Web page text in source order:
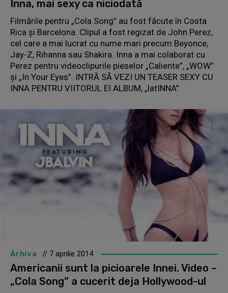
Inna, mai sexy ca niciodată
Filmările pentru „Cola Song” au fost făcute în Costa
Rica şi Barcelona. Clipul a fost regizat de John Perez,
cel care a mai lucrat cu nume mari precum Beyonce,
Jay-Z, Rihanna sau Shakira. Inna a mai colaborat cu
Perez pentru videoclipurile pieselor „Caliente”, „WOW”
şi „In Your Eyes”. INTRĂ SĂ VEZI UN TEASER SEXY CU
INNA PENTRU VIITORUL EI ALBUM, „latINNA”
Arhiva // 7 aprilie 2014
Americanii sunt la picioarele Innei. Video –
„Cola Song” a cucerit deja Hollywood-ul